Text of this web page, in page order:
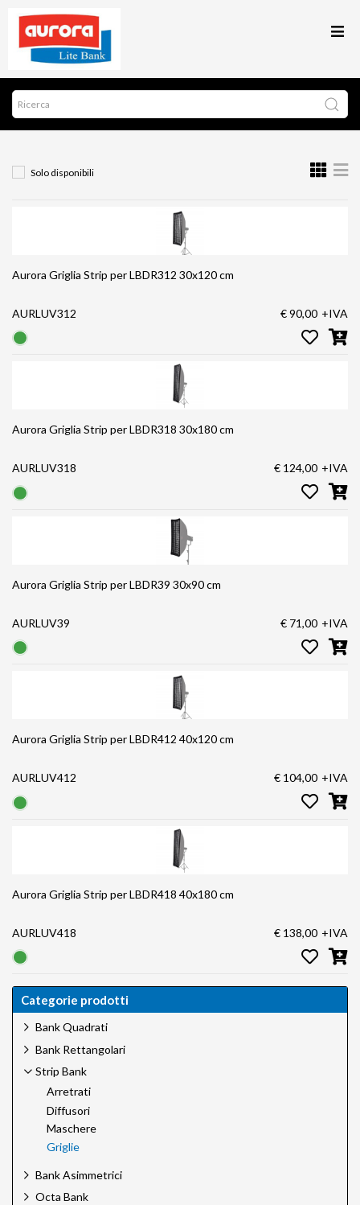
Solo disponibili
Aurora Griglia Strip per LBDR312 30x120 cm
AURLUV312 € 90,00 +IVA
Aurora Griglia Strip per LBDR318 30x180 cm
AURLUV318 € 124,00 +IVA
Aurora Griglia Strip per LBDR39 30x90 cm
AURLUV39 € 71,00 +IVA
Aurora Griglia Strip per LBDR412 40x120 cm
AURLUV412 € 104,00 +IVA
Aurora Griglia Strip per LBDR418 40x180 cm
AURLUV418 € 138,00 +IVA
Categorie prodotti
Bank Quadrati
Bank Rettangolari
Strip Bank
Arretrati
Diffusori
Maschere
Griglie
Bank Asimmetrici
Octa Bank